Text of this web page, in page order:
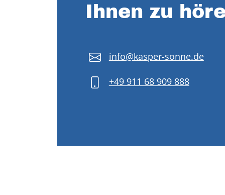
Ihnen zu
info@kasper-sonne.de
+49 911 68 909 888